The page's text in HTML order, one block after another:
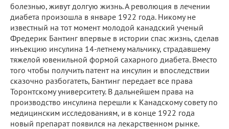
болезнью, живут долгую жизнь. А революция в лечении
диабета произошла в январе 1922 года. Никому не
известный на тот момент молодой канадский ученый
Фредерик Бантинг впервые в истории спас жизнь, сделав
инъекцию инсулина 14-летнему мальчику, страдавшему
тяжелой ювенильной формой сахарного диабета. Вместо
того чтобы получить патент на инсулин и впоследствии
сказочно разбогатеть, Бантинг передает все права
Торонтскому университету. В дальнейшем права на
производство инсулина перешли к Канадскому совету по
медицинским исследованиям, и в конце 1922 года
новый препарат появился на лекарственном рынке.